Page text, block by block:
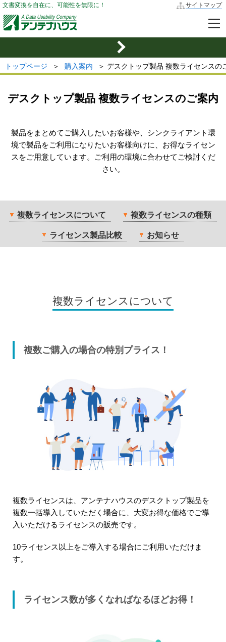
文書変換を自在に、可能性を無限に！ サイトマップ
トップページ ＞ 購入案内 ＞ デスクトップ製品 複数ライセンスの
デスクトップ製品 複数ライセンスのご案内
製品をまとめてご購入したいお客様や、シンクライアント環
境で製品をご利用になりたいお客様向けに、お得なライセン
スをご用意しています。ご利用の環境に合わせてご検討くだ
さい。
複数ライセンスについて 複数ライセンスの種類
ライセンス製品比較 お知らせ
複数ライセンスについて
複数ご購入の場合の特別プライス！
複数ライセンスは、アンテナハウスのデスクトップ製品を
複数一括導入していただく場合に、大変お得な価格でご導
入いただけるライセンスの販売です。
10ライセンス以上をご導入する場合にご利用いただけま
す。
ライセンス数が多くなればなるほどお得！